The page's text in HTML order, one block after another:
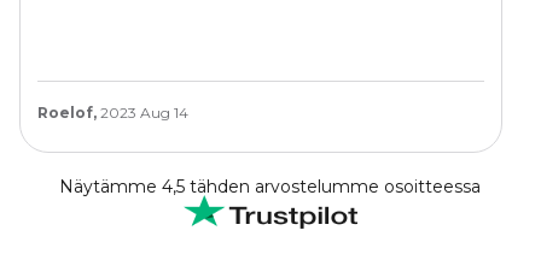
Roelof, 2023 Aug 14
Näytämme 4,5 tähden arvostelumme osoitteessa